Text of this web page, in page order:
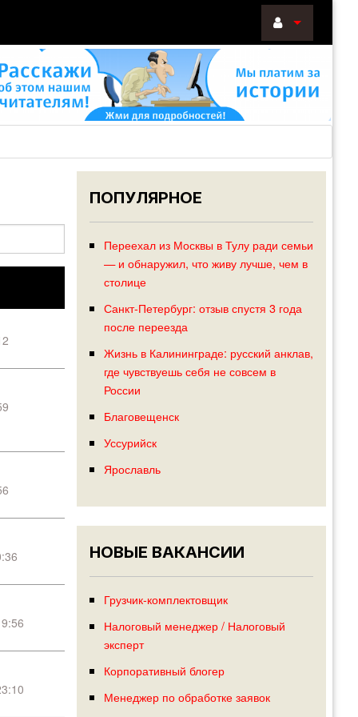
Войти
ПОПУЛЯРНОЕ
Переехал из Москвы в Тулу ради семьи
— и обнаружил, что живу лучше, чем в
столице
Санкт-Петербург: отзыв спустя 3 года
после переезда
Жизнь в Калининграде: русский анклав,
где чувствуешь себя не совсем в
России
Благовещенск
Уссурийск
Ярославль
НОВЫЕ ВАКАНСИИ
Грузчик-комплектовщик
Налоговый менеджер / Налоговый
эксперт
Корпоративный блогер
Менеджер по обработке заявок